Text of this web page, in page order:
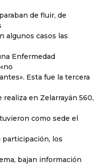
de fluir, de
algunos casos las
Enfermedad
Esta fue la tercera
realiza en Zelarrayán 560,
como sede el
los
bajan información